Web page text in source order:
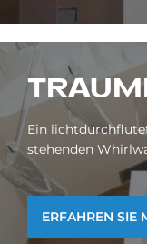
Ein
stehenden
ERFAHREN SIE